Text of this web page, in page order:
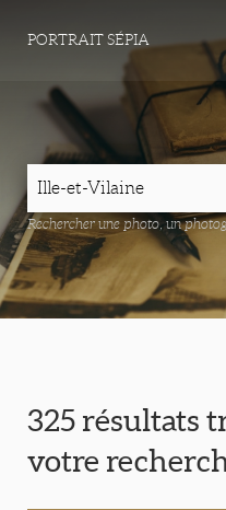
PORTRAIT SÉPIA
Rechercher une photo, un
325 résultats
votre